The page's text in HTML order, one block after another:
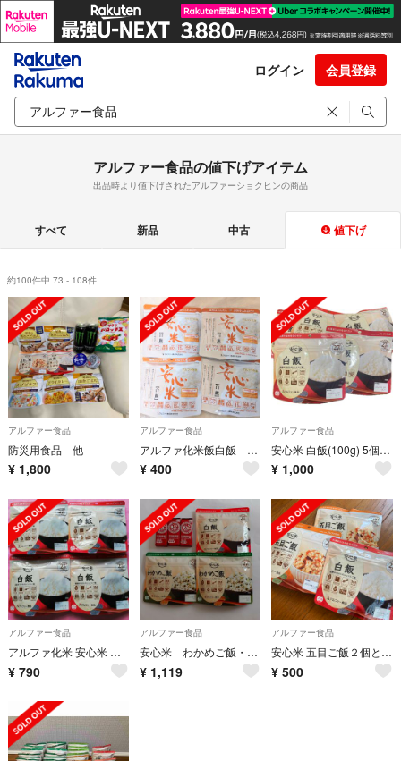
ログイン 会員登録
アルファー食品の値下げアイテム
出品時より値下げされたアルファーショクヒンの商品
すべて 新品 中古 値下げ
約100件中 73 - 108件
アルファー食品
防災用食品 他
¥ 1,800
アルファー食品
アルファ化米飯白飯 ４袋セット
¥ 400
アルファー食品
安心米 白飯(100g) 5個セット
¥ 1,000
アルファー食品
アルファ化米 安心米 白飯4袋セット非常食介護食健康食お米尾西アウトドア携帯食
¥ 790
アルファー食品
安心米 わかめご飯・白飯 ／ えいようかん
¥ 1,119
アルファー食品
安心米 五目ご飯２個と白飯１個
¥ 500